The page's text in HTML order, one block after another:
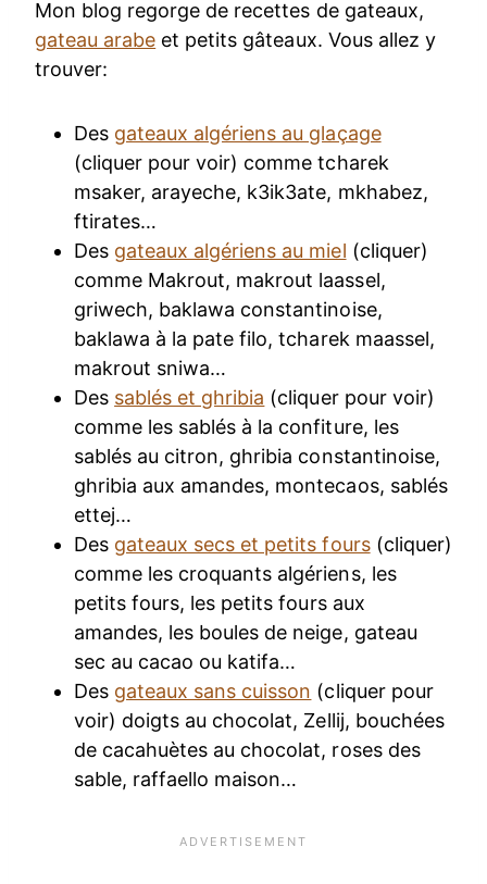
Mon blog regorge de recettes de gateaux,
gateau arabe et petits gâteaux. Vous allez y
trouver:
Des gateaux algériens au glaçage
(cliquer pour voir) comme tcharek
msaker, arayeche, k3ik3ate, mkhabez,
ftirates…
Des gateaux algériens au miel (cliquer)
comme Makrout, makrout laassel,
griwech, baklawa constantinoise,
baklawa à la pate filo, tcharek maassel,
makrout sniwa…
Des sablés et ghribia (cliquer pour voir)
comme les sablés à la confiture, les
sablés au citron, ghribia constantinoise,
ghribia aux amandes, montecaos, sablés
ettej…
Des gateaux secs et petits fours(cliquer)
comme les croquants algériens, les
petits fours, les petits fours aux
amandes, les boules de neige, gateau
sec au cacao ou katifa…
Des gateaux sans cuisson (cliquer pour
voir) doigts au chocolat, Zellij, bouchées
de cacahuètes au chocolat, roses des
sable, raffaello maison…